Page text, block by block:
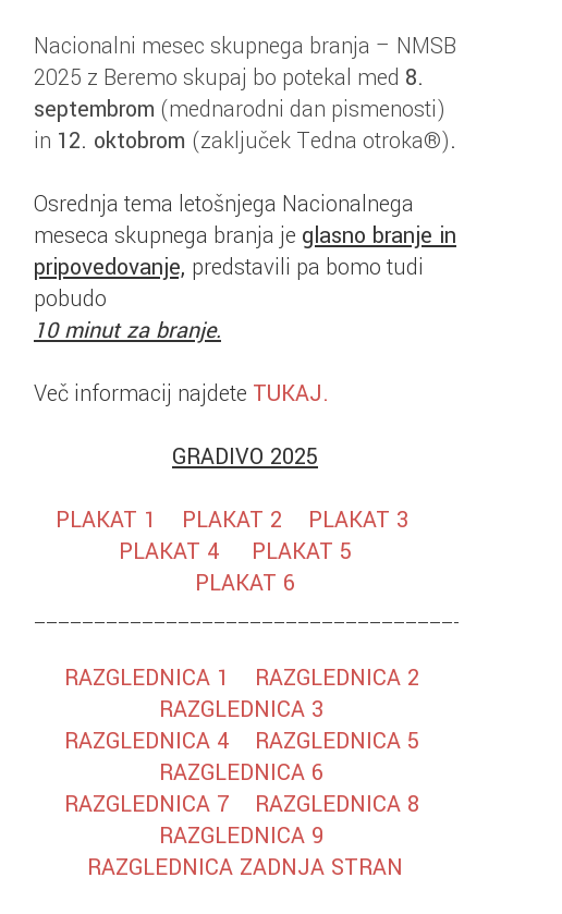
Nacionalni mesec skupnega branja – NMSB
2025 z Beremo skupaj bo potekal med 8.
septembrom (mednarodni dan pismenosti)
in 12. oktobrom (zaključek Tedna otroka®).
Osrednja tema letošnjega Nacionalnega
meseca skupnega branja je glasno branje in
pripovedovanje, predstavili pa bomo tudi
pobudo
10 minut za branje.
Več informacij najdete TUKAJ.
GRADIVO 2025
PLAKAT 1
PLAKAT 2
PLAKAT 3
PLAKAT 4
PLAKAT 5
PLAKAT 6
RAZGLEDNICA 1
RAZGLEDNICA 2
RAZGLEDNICA 3
RAZGLEDNICA 4
RAZGLEDNICA 5
RAZGLEDNICA 6
RAZGLEDNICA 7
RAZGLEDNICA 8
RAZGLEDNICA 9
RAZGLEDNICA ZADNJA STRAN